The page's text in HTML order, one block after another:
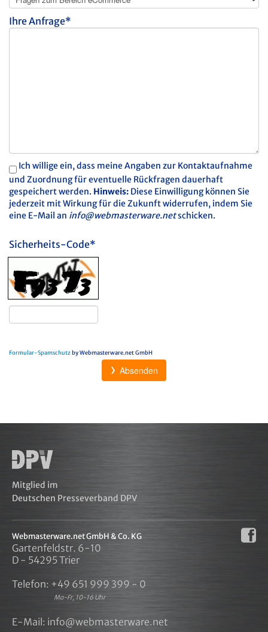
Ihre Anfrage*
Ich willige ein, dass meine Angaben zur Kontaktaufnahme
und Zuordnung für eventuelle Rückfragen dauerhaft
gespeichert werden. Hinweis: Diese Einwilligung können Sie
jederzeit mit Wirkung für die Zukunft widerrufen, indem Sie
eine E-Mail an info@webmasterware.netschicken.
Sicherheits-Code*
Formular-Spamschutz by Webmasterware.net GmbH
Absenden
Mitglied im
Deutschen Presseverband DPV
Webmasterware.net GmbH & Co. KG
Gartenfeldstr. 6-10
D - 54295 Trier
Telefon: +49 651 999 399 - 0
Mo-Fr, 10-16 Uhr
E-Mail: info@webmasterware.net